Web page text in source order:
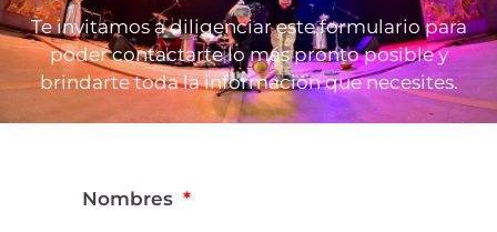
Te invitamos a diligenciar este formulario para
poder contactarte lo más pronto posible y
brindarte toda la información que necesites.
Nombres